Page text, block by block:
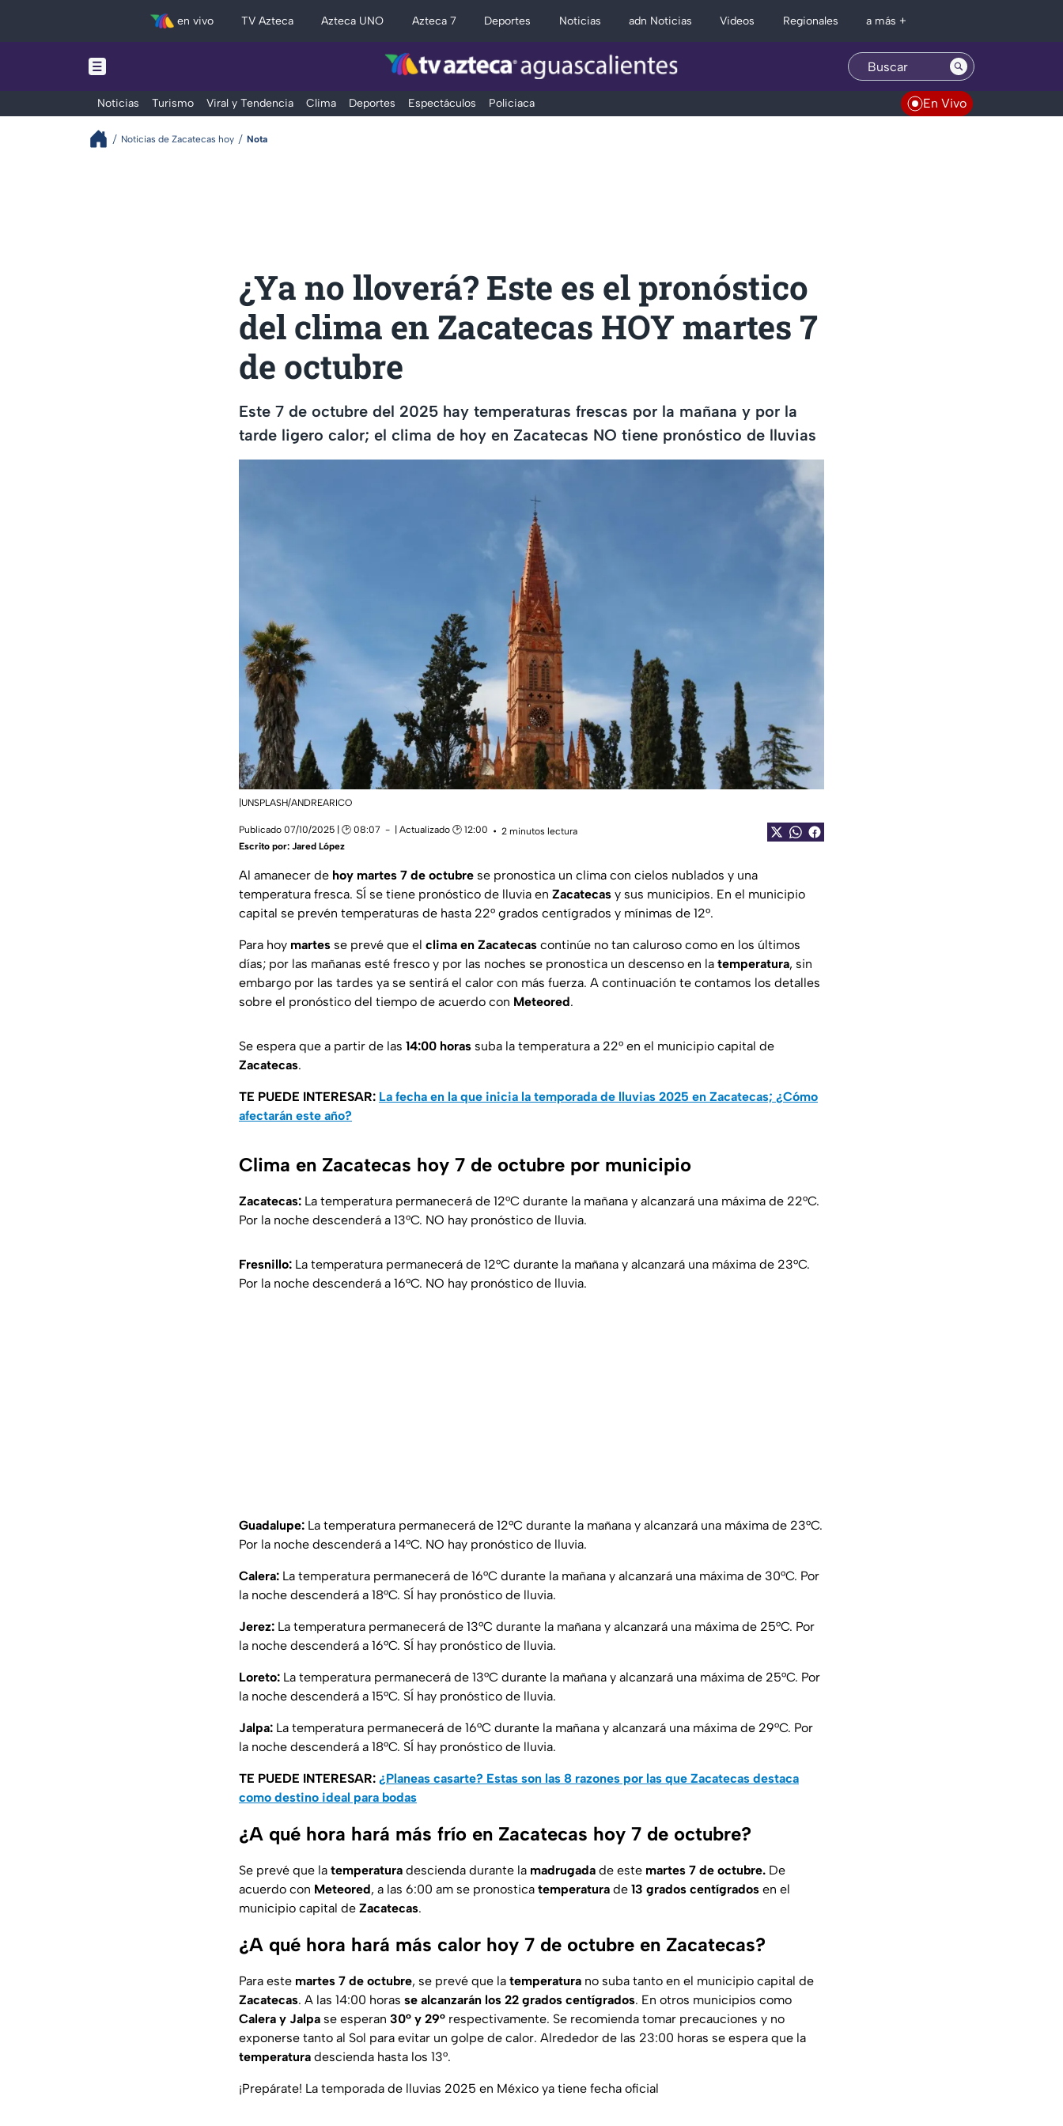
en vivo TV Azteca Azteca UNO Azteca 7 Deportes Noticias adn Noticias Videos Regionales a más +
Noticias Turismo Viral y Tendencia Clima Deportes Espectáculos Policiaca En Vivo
Noticias de Zacatecas hoy Nota
¿Ya no lloverá? Este es el pronóstico
del clima en Zacatecas HOY martes 7
de octubre
Este 7 de octubre del 2025 hay temperaturas frescas por la mañana y por la
tarde ligero calor; el clima de hoy en Zacatecas NO tiene pronóstico de lluvias
|UNSPLASH/ANDREARICO
Publicado 07/10/2025 | 🕑 08:07 | Actualizado 🕑 12:00
2 minutos lectura
Escrito por: Jared López
Al amanecer de hoy martes 7 de octubre se pronostica un clima con cielos nublados y una
temperatura fresca. SÍ se tiene pronóstico de lluvia en Zacatecas y sus municipios. En el municipio
capital se prevén temperaturas de hasta 22° grados centígrados y mínimas de 12°.
Para hoy martes se prevé que el clima en Zacatecas continúe no tan caluroso como en los últimos
días; por las mañanas esté fresco y por las noches se pronostica un descenso en la temperatura, sin
embargo por las tardes ya se sentirá el calor con más fuerza. A continuación te contamos los detalles
sobre el pronóstico del tiempo de acuerdo con Meteored.
Se espera que a partir de las 14:00 horas suba la temperatura a 22° en el municipio capital de
Zacatecas.
TE PUEDE INTERESAR: La fecha en la que inicia la temporada de lluvias 2025 en Zacatecas; ¿Cómo
afectarán este año?
Clima en Zacatecas hoy 7 de octubre por municipio
Zacatecas: La temperatura permanecerá de 12°C durante la mañana y alcanzará una máxima de 22°C.
Por la noche descenderá a 13°C. NO hay pronóstico de lluvia.
Fresnillo: La temperatura permanecerá de 12°C durante la mañana y alcanzará una máxima de 23°C.
Por la noche descenderá a 16°C. NO hay pronóstico de lluvia.
Guadalupe: La temperatura permanecerá de 12°C durante la mañana y alcanzará una máxima de 23°C.
Por la noche descenderá a 14°C. NO hay pronóstico de lluvia.
Calera: La temperatura permanecerá de 16°C durante la mañana y alcanzará una máxima de 30°C. Por
la noche descenderá a 18°C. SÍ hay pronóstico de lluvia.
Jerez: La temperatura permanecerá de 13°C durante la mañana y alcanzará una máxima de 25°C. Por
la noche descenderá a 16°C. SÍ hay pronóstico de lluvia.
Loreto: La temperatura permanecerá de 13°C durante la mañana y alcanzará una máxima de 25°C. Por
la noche descenderá a 15°C. SÍ hay pronóstico de lluvia.
Jalpa: La temperatura permanecerá de 16°C durante la mañana y alcanzará una máxima de 29°C. Por
la noche descenderá a 18°C. SÍ hay pronóstico de lluvia.
TE PUEDE INTERESAR: ¿Planeas casarte? Estas son las 8 razones por las que Zacatecas destaca
como destino ideal para bodas
¿A qué hora hará más frío en Zacatecas hoy 7 de octubre?
Se prevé que la temperatura descienda durante la madrugada de este martes 7 de octubre. De
acuerdo con Meteored, a las 6:00 am se pronostica temperatura de 13 grados centígrados en el
municipio capital de Zacatecas.
¿A qué hora hará más calor hoy 7 de octubre en Zacatecas?
Para este martes 7 de octubre, se prevé que la temperatura no suba tanto en el municipio capital de
Zacatecas. A las 14:00 horas se alcanzarán los 22 grados centígrados. En otros municipios como
Calera y Jalpa se esperan 30° y 29° respectivamente. Se recomienda tomar precauciones y no
exponerse tanto al Sol para evitar un golpe de calor. Alrededor de las 23:00 horas se espera que la
temperatura descienda hasta los 13°.
¡Prepárate! La temporada de lluvias 2025 en México ya tiene fecha oficial